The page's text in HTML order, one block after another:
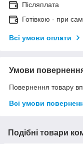
Післяплата
Готівкою - при
Всі умови оплати
Умови
Повернення товару
Всі умови
Подібні товари